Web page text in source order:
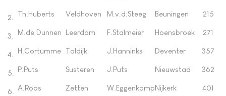
2. Th.Huberts Veldhoven M.v.d.Steeg Beuningen 215
3. M.de Dunnen Leerdam F.Stalmeier Hoensbroek 271
4. H.Cortumme Toldijk J.Hanninks Deventer 357
5. P.Puts Susteren J.Puts Nieuwstad 362
6. A.Roos Zetten W.EggenkampNijkerk 401